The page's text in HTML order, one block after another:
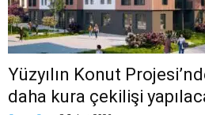
Yüzyılın Konut
daha kura çekilişi